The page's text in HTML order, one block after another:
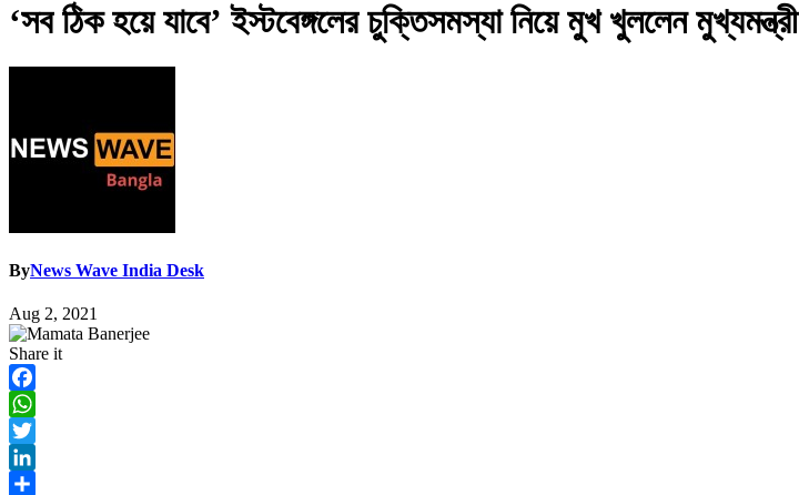
‘সব ঠিক হয়ে যাবে’ ইস্টবেঙ্গলের চুক্তিসমস্যা নিয়ে মুখ খুললেন মুখ্যমন্ত্রী
ByNews Wave India Desk
Aug 2, 2021
Share it
Facebook
WhatsApp
Twitter
LinkedIn